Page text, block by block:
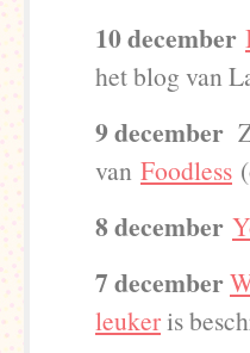
10 december
het blog van
9 december
van Foodless
8 december
7 december
leukeris